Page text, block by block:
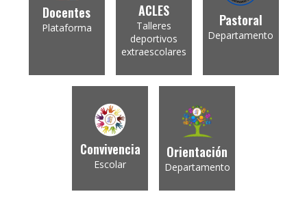
Docentes
Plataforma
ACLES
Talleres
deportivos
extraescolares
Pastoral
Departamento
Convivencia
Escolar
Orientación
Departamento